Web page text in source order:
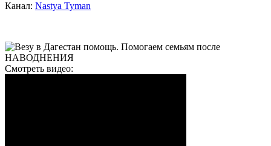
Канал: Nastya Tyman
Смотреть видео: